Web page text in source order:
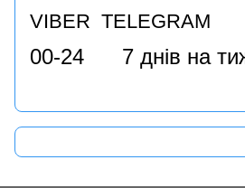
VIBER TELEGRAM
00-24 7 днів на